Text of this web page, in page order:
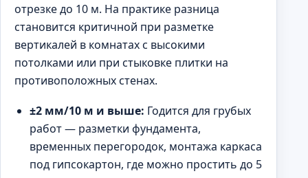
отрезке до 10 м. На практике разница
становится критичной при разметке
вертикалей в комнатах с высокими
потолками или при стыковке плитки на
противоположных стенах.
±2 мм/10 м и выше: Годится для грубых
работ — разметки фундамента,
временных перегородок, монтажа каркаса
под гипсокартон, где можно простить до 5